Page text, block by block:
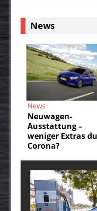
News
News
Neuwagen-
Ausstattung –
weniger Extras durch
Corona?